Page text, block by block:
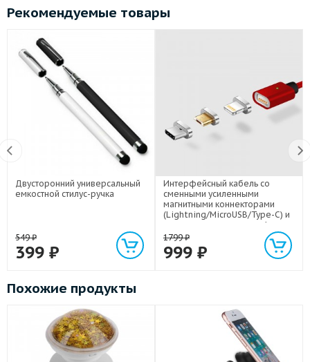
Рекомендуемые товары
Двусторонний универсальный
емкостной стилус-ручка
549₽
399 ₽
Интерфейсный кабель со
сменными усиленными
магнитными коннекторами
(Lightning/MicroUSB/Type-C) и
световым индикатором 1м
1799₽
999 ₽
Похожие продукты